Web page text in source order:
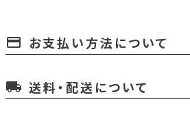
payment お支払い方法について
local_shipping 送料・配送について